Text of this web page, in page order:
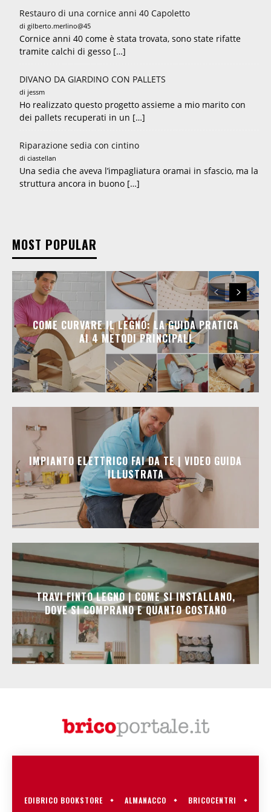
Restauro di una cornice anni 40 Capoletto
di gilberto.merlino@45
Cornice anni 40 come è stata trovata, sono state rifatte
tramite calchi di gesso […]
DIVANO DA GIARDINO CON PALLETS
di jessm
Ho realizzato questo progetto assieme a mio marito con
dei pallets recuperati in un […]
Riparazione sedia con cintino
di ciastellan
Una sedia che aveva l’impagliatura oramai in sfascio, ma la
struttura ancora in buono […]
MOST POPULAR
COME CURVARE IL LEGNO: LA GUIDA PRATICA
AI 4 METODI PRINCIPALI
IMPIANTO ELETTRICO FAI DA TE | VIDEO GUIDA
ILLUSTRATA
TRAVI FINTO LEGNO | COME SI INSTALLANO,
DOVE SI COMPRANO E QUANTO COSTANO
EDIBRICO BOOKSTORE ALMANACCO
BRICOCENTRI